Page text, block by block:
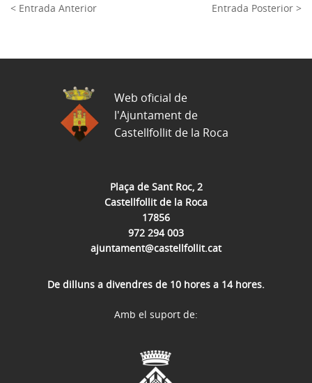
< Entrada Anterior Entrada Posterior >
Plaça de Sant Roc, 2
Castellfollit de la Roca
17856
972 294 003
ajuntament@castellfollit.cat
De dilluns a divendres de 10 hores a 14 hores.
Web oficial de
l'Ajuntament de
Castellfollit de la Roca
Amb el suport de: